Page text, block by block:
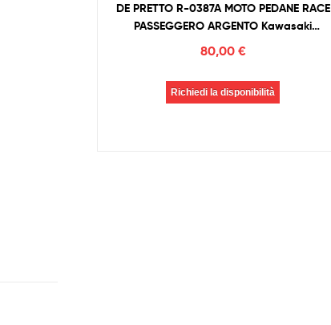
DE PRETTO R-0387A MOTO PEDANE RACE
PASSEGGERO ARGENTO Kawasaki
Z1000/Ninja 600/636
80,00 €
Richiedi la disponibilità